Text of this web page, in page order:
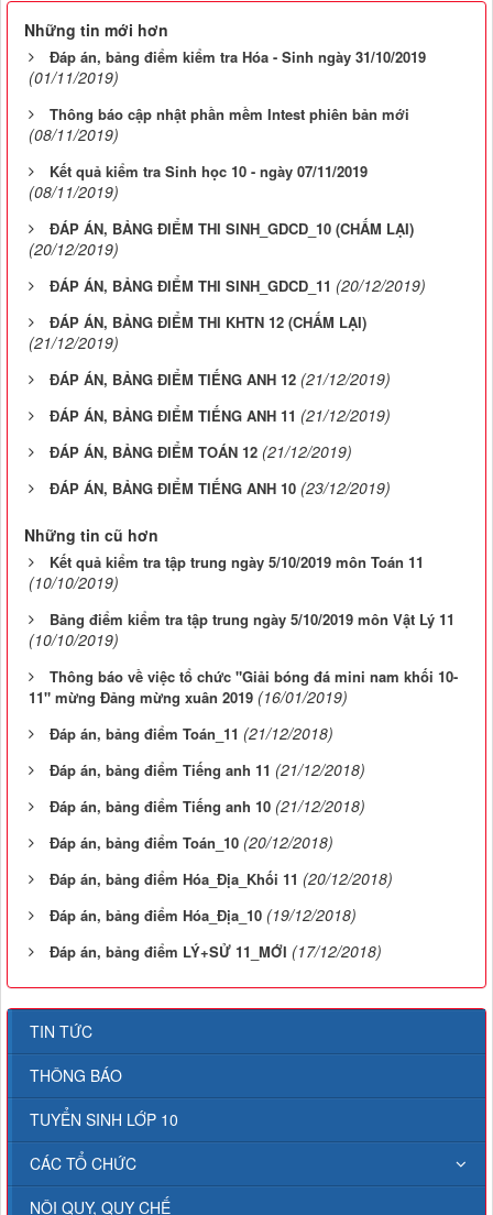
Những tin mới hơn
Đáp án, bảng điểm kiểm tra Hóa - Sinh ngày 31/10/2019
(01/11/2019)
Thông báo cập nhật phần mềm Intest phiên bản mới
(08/11/2019)
Kết quả kiểm tra Sinh học 10 - ngày 07/11/2019
(08/11/2019)
ĐÁP ÁN, BẢNG ĐIỂM THI SINH_GDCD_10 (CHẤM LẠI)
(20/12/2019)
ĐÁP ÁN, BẢNG ĐIỂM THI SINH_GDCD_11 (20/12/2019)
ĐÁP ÁN, BẢNG ĐIỂM THI KHTN 12 (CHẤM LẠI)
(21/12/2019)
ĐÁP ÁN, BẢNG ĐIỂM TIẾNG ANH 12 (21/12/2019)
ĐÁP ÁN, BẢNG ĐIỂM TIẾNG ANH 11 (21/12/2019)
ĐÁP ÁN, BẢNG ĐIỂM TOÁN 12 (21/12/2019)
ĐÁP ÁN, BẢNG ĐIỂM TIẾNG ANH 10 (23/12/2019)
Những tin cũ hơn
Kết quả kiểm tra tập trung ngày 5/10/2019 môn Toán 11
(10/10/2019)
Bảng điểm kiểm tra tập trung ngày 5/10/2019 môn Vật Lý 11
(10/10/2019)
Thông báo về việc tổ chức "Giải bóng đá mini nam khối 10-
11" mừng Đảng mừng xuân 2019 (16/01/2019)
Đáp án, bảng điểm Toán_11 (21/12/2018)
Đáp án, bảng điểm Tiếng anh 11 (21/12/2018)
Đáp án, bảng điểm Tiếng anh 10 (21/12/2018)
Đáp án, bảng điểm Toán_10 (20/12/2018)
Đáp án, bảng điểm Hóa_Địa_Khối 11 (20/12/2018)
Đáp án, bảng điểm Hóa_Địa_10 (19/12/2018)
Đáp án, bảng điểm LÝ+SỬ 11_MỚI (17/12/2018)
TIN TỨC
THÔNG BÁO
TUYỂN SINH LỚP 10
CÁC TỔ CHỨC
NỘI QUY, QUY CHẾ